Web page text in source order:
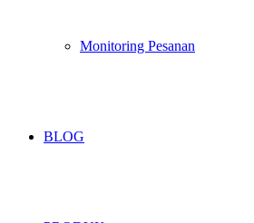
Monitoring Pesanan
BLOG